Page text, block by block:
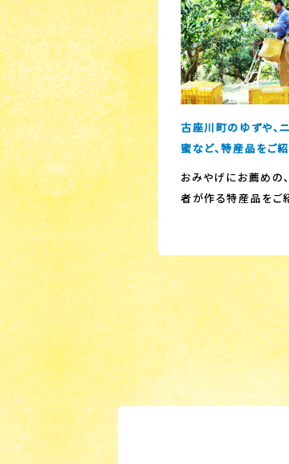
古座川町のゆずや、
蜜など、特産品をご紹
おみやげにお薦めの
者が作る特産品をご